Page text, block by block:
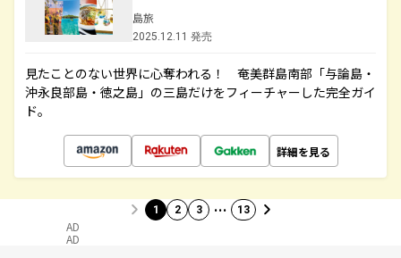
島旅
2025.12.11 発売
見たことのない世界に心奪われる！ 奄美群島南部「与論島・
沖永良部島・徳之島」の三島だけをフィーチャーした完全ガイ
ド。
詳細を見る
1 2 3 … 13
AD
AD